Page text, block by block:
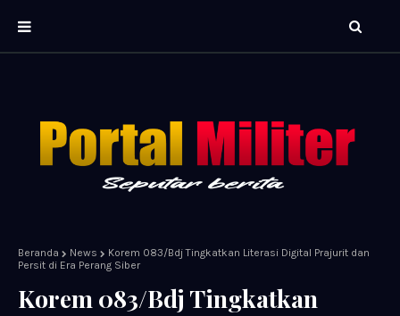
Beranda News
Korem 083/Bdj Tingkatkan Literasi Digital Prajurit dan
Persit di Era Perang Siber
Korem 083/Bdj Tingkatkan